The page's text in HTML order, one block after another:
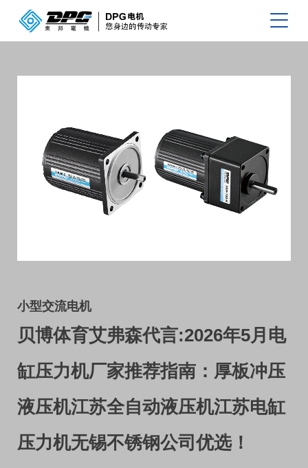
小型交流电机
贝博体育艾弗森代言:2026年5月电
缸压力机厂家推荐指南：厚板冲压
液压机江苏全自动液压机江苏电缸
压力机无锡不锈钢公司优选！